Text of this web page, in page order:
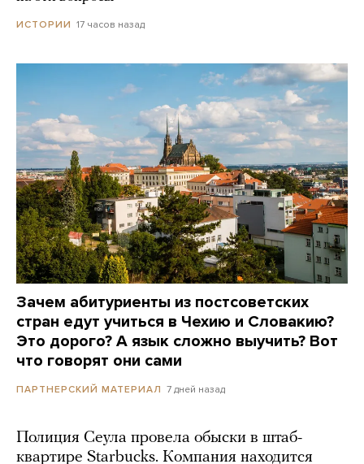
ИСТОРИИ 17 часов назад
Зачем абитуриенты из постсоветских
стран едут учиться в Чехию и Словакию?
Это дорого? А язык сложно выучить? Вот
что говорят они сами
ПАРТНЕРСКИЙ МАТЕРИАЛ 7 дней назад
Полиция Сеула провела обыски в штаб-
квартире Starbucks. Компания находится